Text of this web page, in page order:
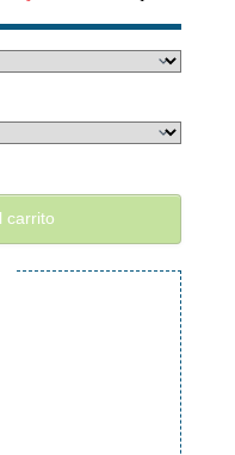
carrito